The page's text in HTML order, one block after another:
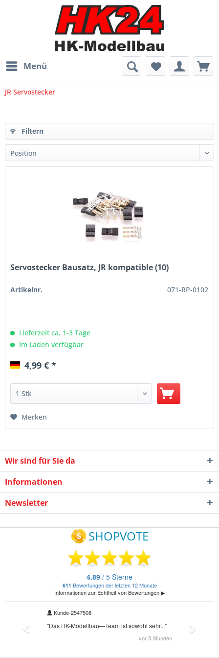
Menü
JR Servostecker
Filtern
Servostecker Bausatz, JR kompatible (10)
Artikelnr. 071-RP-0102
Lieferzeit ca. 1-3 Tage
Im Laden verfügbar
4,99 € *
Merken
Wir sind für Sie da
Informationen
Newsletter